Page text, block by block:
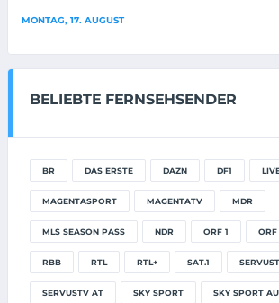
MONTAG, 17. AUGUST
BELIEBTE FERNSEHSENDER
BR DAS ERSTE DAZN DF1
MAGENTASPORT MAGENTATV MDR
MLS SEASON PASS NDR ORF 1 ORF
RBB RTL RTL+ SAT.1
SERVUSTV AT SKY SPORT SKY SPORT